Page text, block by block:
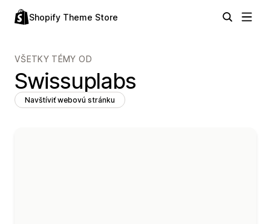
Shopify Theme Store
VŠETKY TÉMY OD
Swissuplabs
Navštíviť webovú stránku